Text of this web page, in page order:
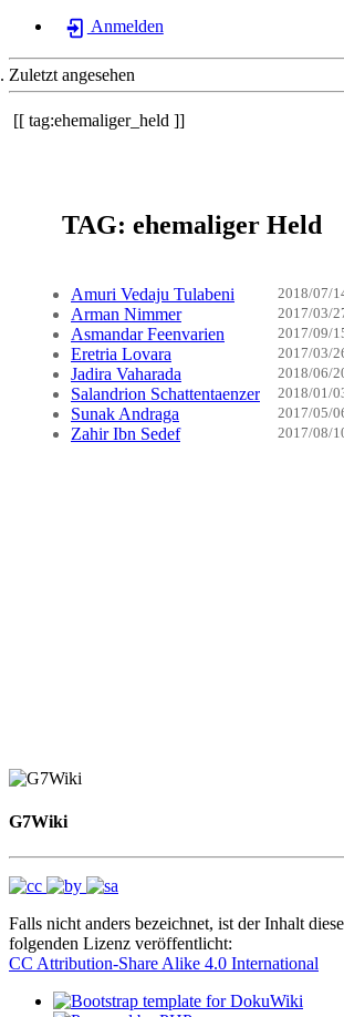
Anmelden
Zuletzt angesehen
tag:ehemaliger_held
TAG: ehemaliger Held
Amuri Vedaju Tulabeni 2018/07/
Arman Nimmer 2017/03/
Asmandar Feenvarien 2017/09/
Eretria Lovara 2017/03/
Jadira Vaharada 2018/06/
Salandrion Schattentaenzer 2018/01/
Sunak Andraga 2017/05/
Zahir Ibn Sedef 2017/08/
G7Wiki
Falls nicht anders bezeichnet, ist der Inhalt
folgenden Lizenz veröffentlicht:
CC Attribution-Share Alike 4.0 International